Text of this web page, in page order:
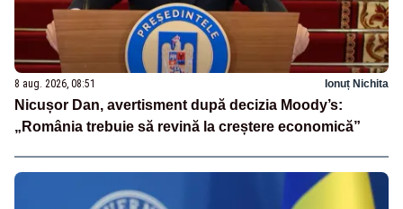
8 aug. 2026, 08:51 Ionuț Nichita
Nicușor Dan, avertisment după decizia Moody’s:
„România trebuie să revină la creștere economică”